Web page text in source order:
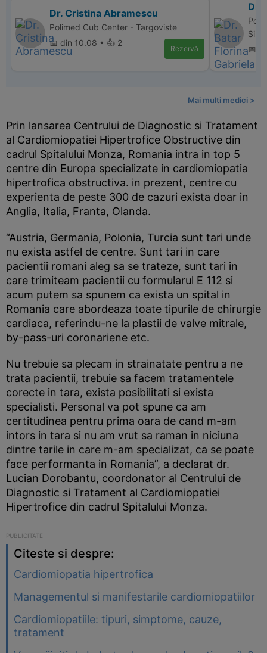
Dr. Cristina Abramescu
Polimed Cub Center - Targoviste
📅 din 10.08 • 👍 2
Rezervă
Dr.
Sibiu
📅
Mai multi medici >
Prin lansarea Centrului de Diagnostic si Tratament
al Cardiomiopatiei Hipertrofice Obstructive din
cadrul Spitalului Monza, Romania intra in top 5
centre din Europa specializate in cardiomiopatia
hipertrofica obstructiva. in prezent, centre cu
experienta de peste 300 de cazuri exista doar in
Anglia, Italia, Franta, Olanda.
“Austria, Germania, Polonia, Turcia sunt tari unde
nu exista astfel de centre. Sunt tari in care
pacientii romani aleg sa se trateze, sunt tari in
care trimiteam pacientii cu formularul E 112 si
acum putem sa spunem ca exista un spital in
Romania care abordeaza toate tipurile de chirurgie
cardiaca, referindu-ne la plastii de valve mitrale,
by-pass-uri coronariene etc.
Nu trebuie sa plecam in strainatate pentru a ne
trata pacientii, trebuie sa facem tratamentele
corecte in tara, exista posibilitati si exista
specialisti. Personal va pot spune ca am
certitudinea pentru prima oara de cand m-am
intors in tara si nu am vrut sa raman in niciuna
dintre tarile in care m-am specializat, ca se poate
face performanta in Romania”, a declarat dr.
Lucian Dorobantu, coordonator al Centrului de
Diagnostic si Tratament al Cardiomiopatiei
Hipertrofice din cadrul Spitalului Monza.
Citeste si despre:
Cardiomiopatia hipertrofica
Managementul si manifestarile cardiomiopatiilor
Cardiomiopatiile: tipuri, simptome, cauze,
tratament